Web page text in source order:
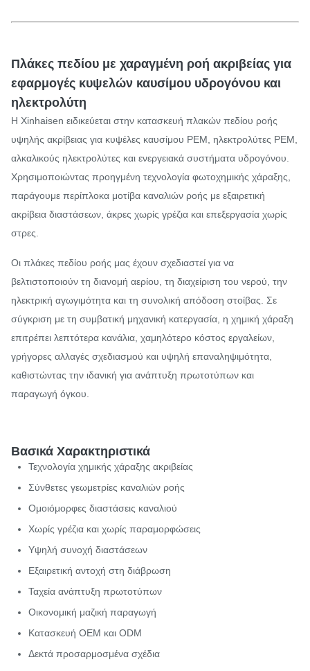
Πλάκες πεδίου με χαραγμένη ροή ακριβείας για
εφαρμογές κυψελών καυσίμου υδρογόνου και
ηλεκτρολύτη
Η Xinhaisen ειδικεύεται στην κατασκευή πλακών πεδίου ροής
υψηλής ακρίβειας για κυψέλες καυσίμου PEM, ηλεκτρολύτες PEM,
αλκαλικούς ηλεκτρολύτες και ενεργειακά συστήματα υδρογόνου.
Χρησιμοποιώντας προηγμένη τεχνολογία φωτοχημικής χάραξης,
παράγουμε περίπλοκα μοτίβα καναλιών ροής με εξαιρετική
ακρίβεια διαστάσεων, άκρες χωρίς γρέζια και επεξεργασία χωρίς
στρες.
Οι πλάκες πεδίου ροής μας έχουν σχεδιαστεί για να
βελτιστοποιούν τη διανομή αερίου, τη διαχείριση του νερού, την
ηλεκτρική αγωγιμότητα και τη συνολική απόδοση στοίβας. Σε
σύγκριση με τη συμβατική μηχανική κατεργασία, η χημική χάραξη
επιτρέπει λεπτότερα κανάλια, χαμηλότερο κόστος εργαλείων,
γρήγορες αλλαγές σχεδιασμού και υψηλή επαναληψιμότητα,
καθιστώντας την ιδανική για ανάπτυξη πρωτοτύπων και
παραγωγή όγκου.
Βασικά Χαρακτηριστικά
Τεχνολογία χημικής χάραξης ακριβείας
Σύνθετες γεωμετρίες καναλιών ροής
Ομοιόμορφες διαστάσεις καναλιού
Χωρίς γρέζια και χωρίς παραμορφώσεις
Υψηλή συνοχή διαστάσεων
Εξαιρετική αντοχή στη διάβρωση
Ταχεία ανάπτυξη πρωτοτύπων
Οικονομική μαζική παραγωγή
Κατασκευή OEM και ODM
Δεκτά προσαρμοσμένα σχέδια